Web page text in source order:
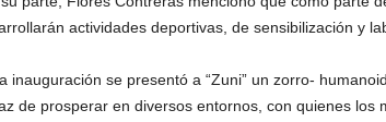
actividades deportivas, de sensibilización y
inauguración se presentó a “Zuni” un zorro-
de prosperar en diversos entornos, con quienes los